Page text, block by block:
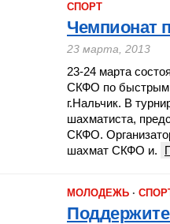
СПОРТ
Чемпионат
23 марта, 2013
23-24 марта
СКФО по быстрым
г.Нальчик. В
шахматиста,
СКФО.
шахмат СКФО и.
МОЛОДЕЖЬ ·